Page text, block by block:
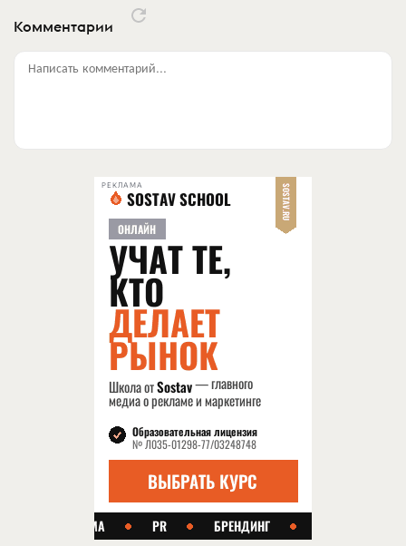
Комментарии
Написать комментарий...
РЕКЛАМА